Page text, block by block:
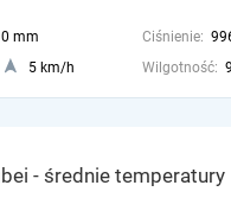
0 mm Ciśnienie:
5 km/h Wilgotność:
- średnie temperatury